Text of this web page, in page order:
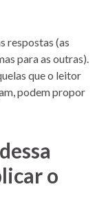
respostas (as
para as outras).
que o leitor
podem propor
o